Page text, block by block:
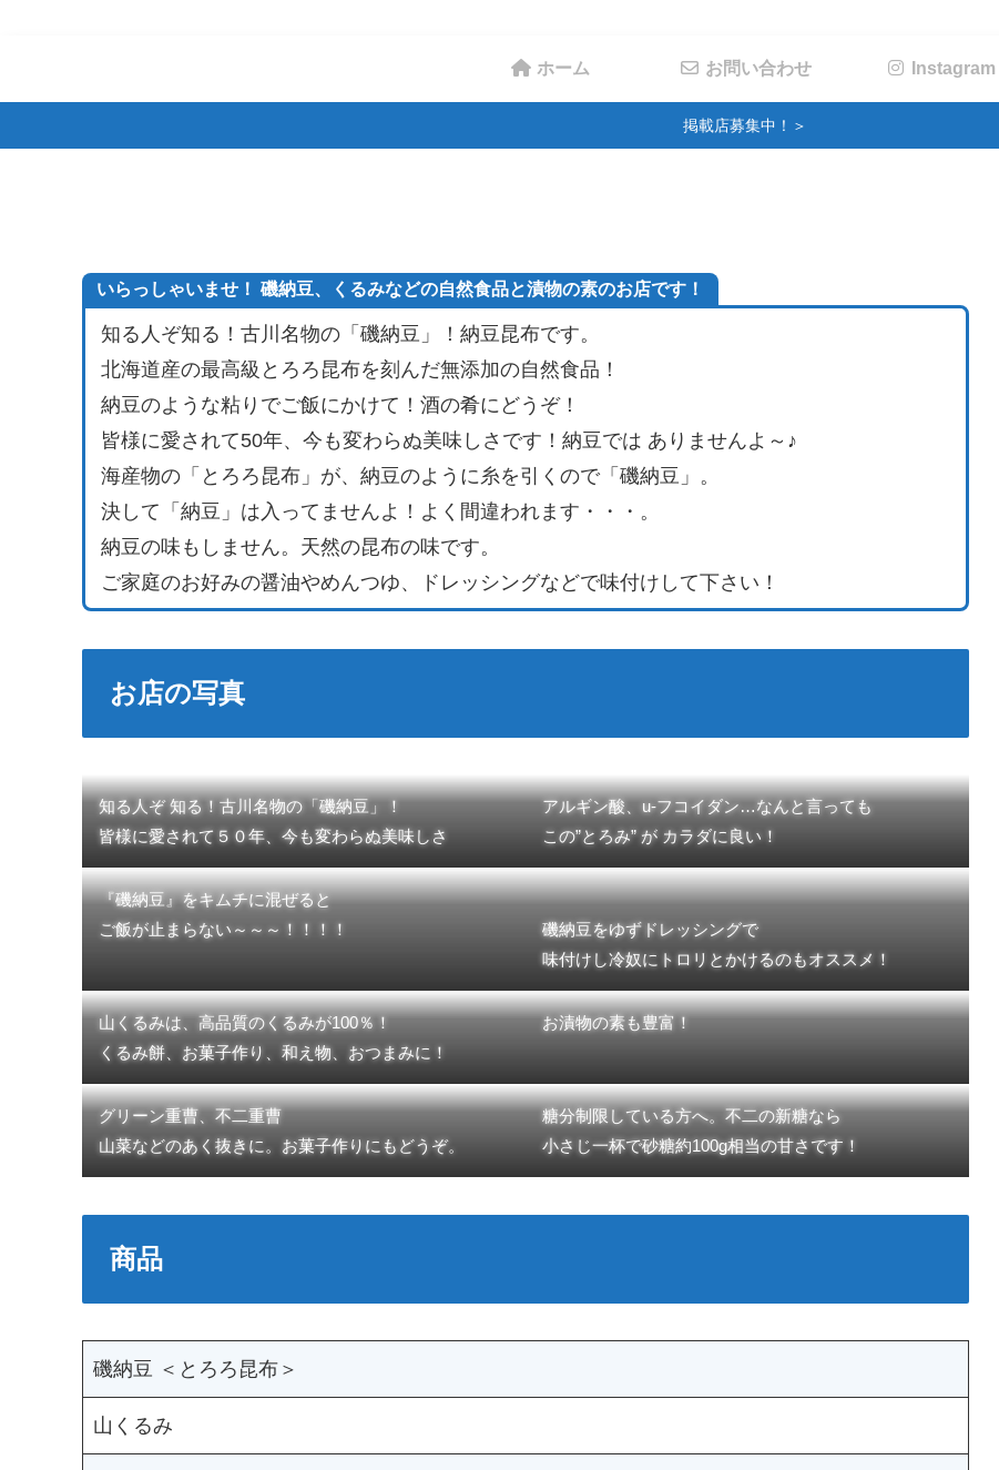
ホーム お問い合わせ Instagram
掲載店募集中！＞
いらっしゃいませ！ 磯納豆、くるみなどの自然食品と漬物の素のお店です！
知る人ぞ知る！古川名物の「磯納豆」！納豆昆布です。
北海道産の最高級とろろ昆布を刻んだ無添加の自然食品！
納豆のような粘りでご飯にかけて！酒の肴にどうぞ！
皆様に愛されて50年、今も変わらぬ美味しさです！納豆では ありませんよ～♪
海産物の「とろろ昆布」が、納豆のように糸を引くので「磯納豆」。
決して「納豆」は入ってませんよ！よく間違われます・・・。
納豆の味もしません。天然の昆布の味です。
ご家庭のお好みの醤油やめんつゆ、ドレッシングなどで味付けして下さい！
お店の写真
知る人ぞ 知る！古川名物の「磯納豆」！
皆様に愛されて５０年、今も変わらぬ美味しさ
アルギン酸、u-フコイダン…なんと言っても
この”とろみ” が カラダに良い！
『磯納豆』をキムチに混ぜると
ご飯が止まらない～～～！！！！
磯納豆をゆずドレッシングで
味付けし冷奴にトロリとかけるのもオススメ！
山くるみは、高品質のくるみが100％！
くるみ餅、お菓子作り、和え物、おつまみに！
お漬物の素も豊富！
グリーン重曹、不二重曹
山菜などのあく抜きに。お菓子作りにもどうぞ。
糖分制限している方へ。不二の新糖なら
小さじ一杯で砂糖約100g相当の甘さです！
商品
磯納豆 ＜とろろ昆布＞
山くるみ